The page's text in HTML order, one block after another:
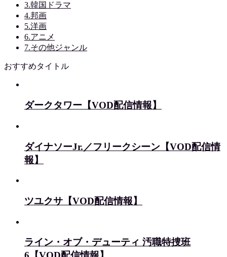
3.韓国ドラマ
4.邦画
5.洋画
6.アニメ
7.その他ジャンル
おすすめタイトル
ダークタワー【VOD配信情報】
ダイナソーJr.／フリークシーン【VOD配信情
報】
ツユクサ【VOD配信情報】
ライン・オブ・デューティ 汚職特捜班